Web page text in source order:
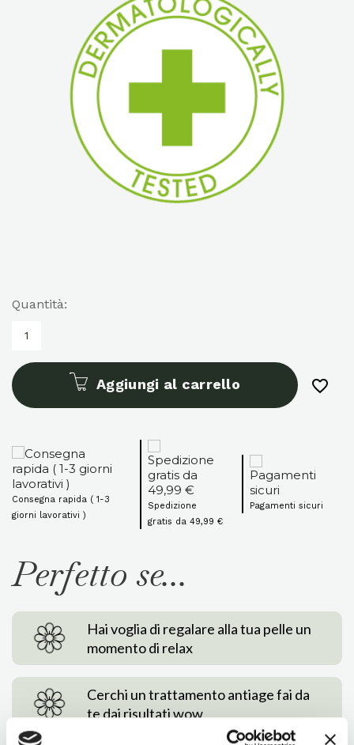
Quantità:
Aggiungi al carrello 
Consegna rapida ( 1-3
giorni lavorativi )
Spedizione
gratis da 49,99 €
Pagamenti sicuri
Perfetto se...
Hai voglia di regalare alla tua pelle un
momento di relax
Cerchi un trattamento antiage fai da
te dai risultati wow